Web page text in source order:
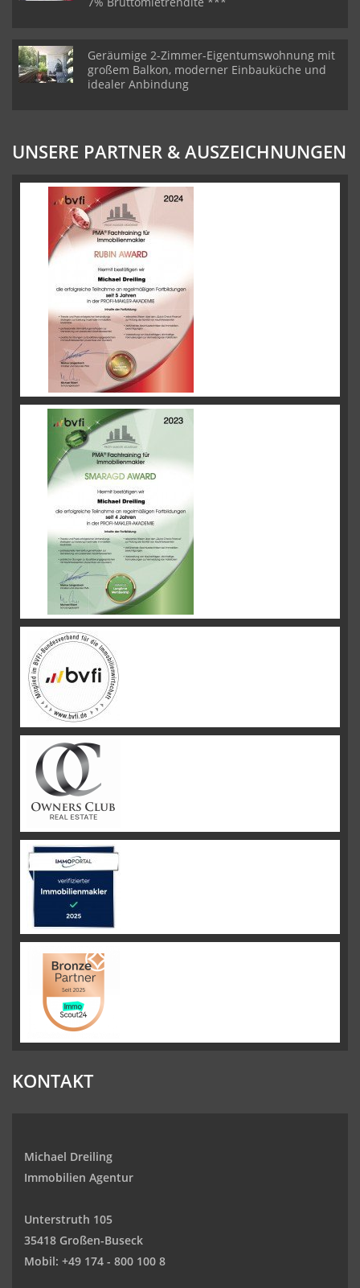
Geräumige 2-Zimmer-Eigentumswohnung mit
großem Balkon, moderner Einbauküche und
idealer Anbindung
UNSERE PARTNER & AUSZEICHNUNGEN
KONTAKT
Michael Dreiling
Immobilien Agentur
Unterstruth 105
35418 Großen-Buseck
Mobil: +49 174 - 800 100 8